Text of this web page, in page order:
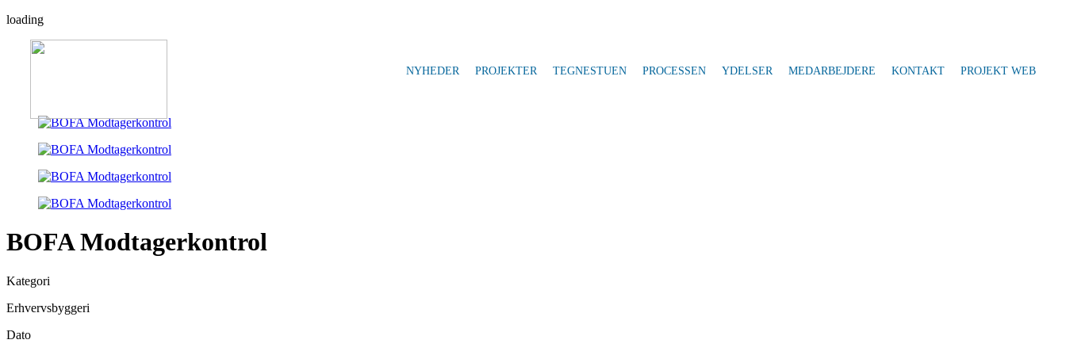
loading
NYHEDER PROJEKTER TEGNESTUEN PROCESSEN YDELSER MEDARBEJDERE KONTAKT PROJEKT WEB
BOFA Modtagerkontrol
Kategori
Erhvervsbyggeri
Dato